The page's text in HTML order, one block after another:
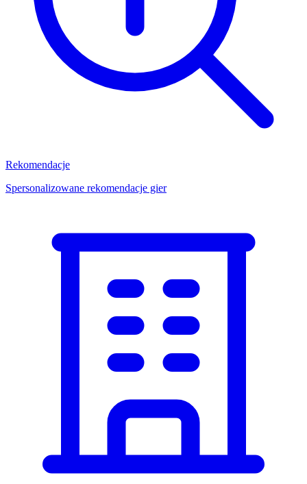
Rekomendacje
Spersonalizowane rekomendacje gier